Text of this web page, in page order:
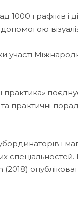
1000 графіків і
участі
практичні
і